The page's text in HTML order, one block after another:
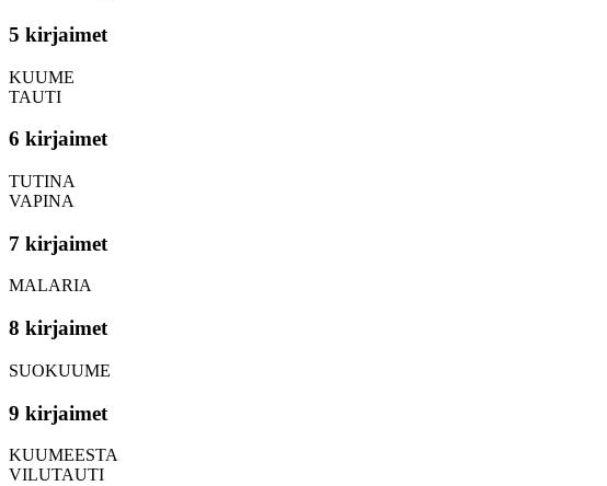
5 kirjaimet
KUUME
TAUTI
6 kirjaimet
TUTINA
VAPINA
7 kirjaimet
MALARIA
8 kirjaimet
SUOKUUME
9 kirjaimet
KUUMEESTA
VILUTAUTI